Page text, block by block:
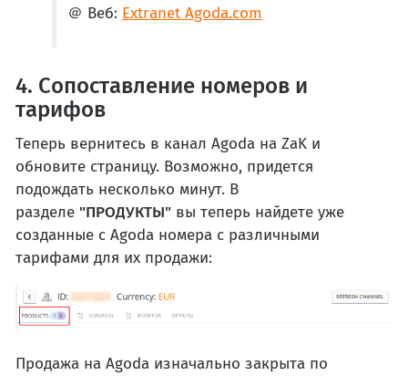
＠ Веб: Extranet Agoda.com
4. Сопоставление номеров и
тарифов
Теперь вернитесь в канал Agoda на ZaK и
обновите страницу. Возможно, придется
подождать несколько минут. В
разделе "ПРОДУКТЫ" вы теперь найдете уже
созданные с Agoda номера с различными
тарифами для их продажи:
Продажа на Agoda изначально закрыта по